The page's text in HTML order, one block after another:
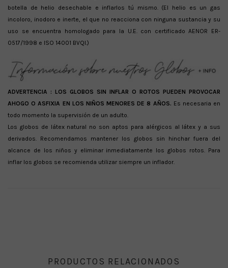
botella de helio desechable e inflarlos tú mismo. (El helio es un gas
incoloro, inodoro e inerte, el que no reacciona con ninguna sustancia y su
uso se encuentra homologado para la U.E. con certificado AENOR ER-
0517/1998 e ISO 14001 BVQI.)
ADVERTENCIA : LOS GLOBOS SIN INFLAR O ROTOS PUEDEN PROVOCAR
AHOGO O ASFIXIA EN LOS NIÑOS MENORES DE 8 AÑOS. Es necesaria en
todo momento la supervisión de un adulto.
Los globos de látex natural no son aptos para alérgicos al látex y a sus
derivados. Recomendamos mantener los globos sin hinchar fuera del
alcance de los niños y eliminar inmediatamente los globos rotos. Para
inflar los globos se recomienda utilizar siempre un inflador.
PRODUCTOS RELACIONADOS